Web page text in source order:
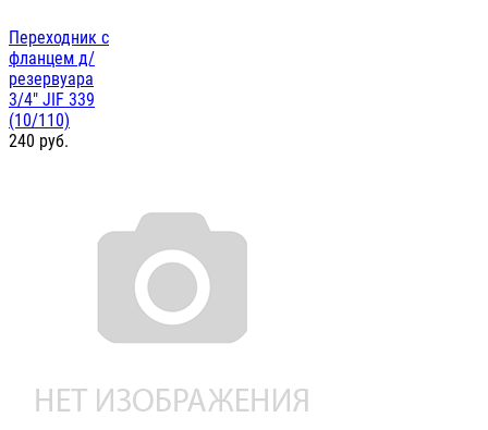
Переходник с
фланцем д/
резервуара
3/4" JIF 339
(10/110)
240 руб.